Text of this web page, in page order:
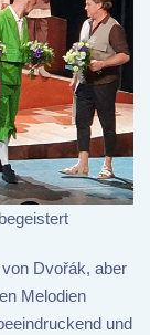
Dvořák, aber
Melodien
und